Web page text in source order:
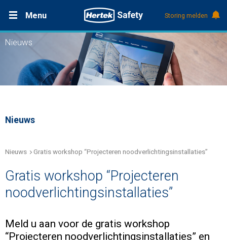
Menu
Oplossingen
Producten
Over Hertek
Storing melden
Productdocumentatie (DMS)
+31 (0)495 584111
Nieuws
Nieuws
Nieuws Gratis workshop “Projecteren noodverlichtingsinstallaties”
Gratis workshop “Projecteren
noodverlichtingsinstallaties”
Meld u aan voor de gratis workshop
“Projecteren noodverlichtingsinstallaties” en